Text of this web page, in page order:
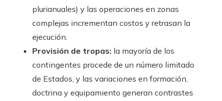
plurianuales) y las operaciones en zonas
complejas incrementan costos y retrasan la
ejecución.
Provisión de tropas: la mayoría de los
contingentes procede de un número limitado
de Estados, y las variaciones en formación,
doctrina y equipamiento generan contrastes